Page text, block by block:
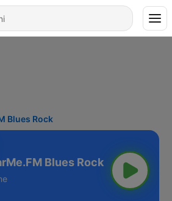
Blues Rock
Blues Rock